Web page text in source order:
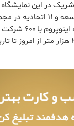
شرکت دارد.